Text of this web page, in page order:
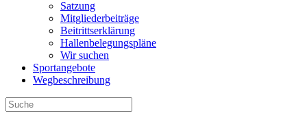
Satzung
Mitgliederbeiträge
Beitrittserklärung
Hallenbelegungspläne
Wir suchen
Sportangebote
Wegbeschreibung